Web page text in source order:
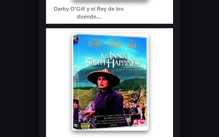
Darby O'Gill y el Rey de los
duende...